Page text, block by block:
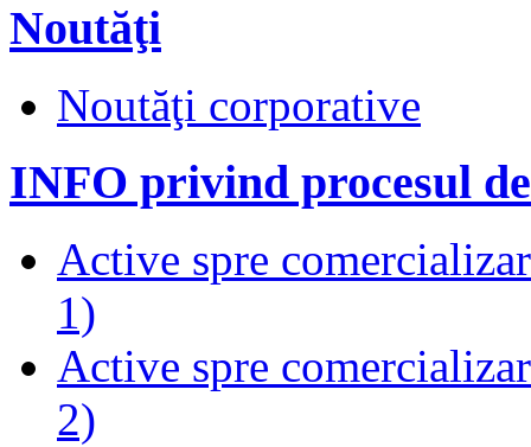
Noutăţi
Noutăţi corporative
INFO privind procesul
Active spre
1)
Active spre
2)